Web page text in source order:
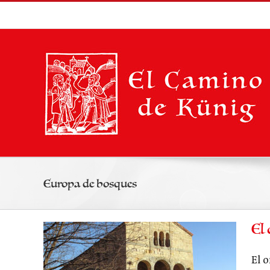
Europa de bosques
El
El